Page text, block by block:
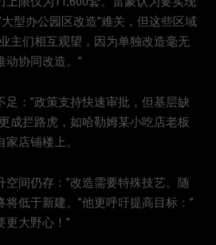
型办公园区改造”难关，但这些区域
主们相互观望，因为单独改造毫无
协同改造。”
：”政策支持快速审批，但基层缺
成拦路虎，如哈勒姆某小吃店老板
店铺楼上。
间仍存：”改造需要特殊技艺。随
低于新建。”他更呼吁提高目标：”
大野心！”